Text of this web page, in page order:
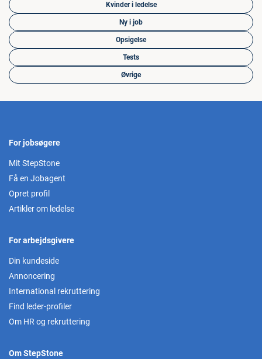
Kvinder i ledelse
Ny i job
Opsigelse
Tests
Øvrige
For jobsøgere
Mit StepStone
Få en Jobagent
Opret profil
Artikler om ledelse
For arbejdsgivere
Din kundeside
Annoncering
International rekruttering
Find leder-profiler
Om HR og rekruttering
Om StepStone